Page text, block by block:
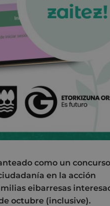
como un
en la acción
eibarresas
octubre (inclusive).